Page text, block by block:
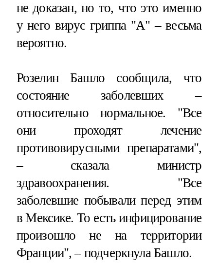
не доказан, но то, что это именно
у него вирус гриппа "А" – весьма
вероятно.
Розелин Башло сообщила, что
состояние заболевших –
относительно нормальное. "Все
они проходят лечение
противовирусными препаратами",
– сказала министр
здравоохранения. "Все
заболевшие побывали перед этим
в Мексике. То есть инфицирование
произошло не на территории
Франции", – подчеркнула Башло.